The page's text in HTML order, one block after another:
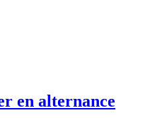
en alternance